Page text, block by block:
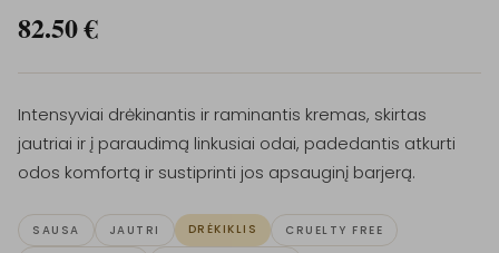
82.50€
Intensyviai drėkinantis ir raminantis kremas, skirtas
jautriai ir į paraudimą linkusiai odai, padedantis atkurti
odos komfortą ir sustiprinti jos apsauginį barjerą.
SAUSA JAUTRI DRĖKIKLIS
CRUELTY FREE